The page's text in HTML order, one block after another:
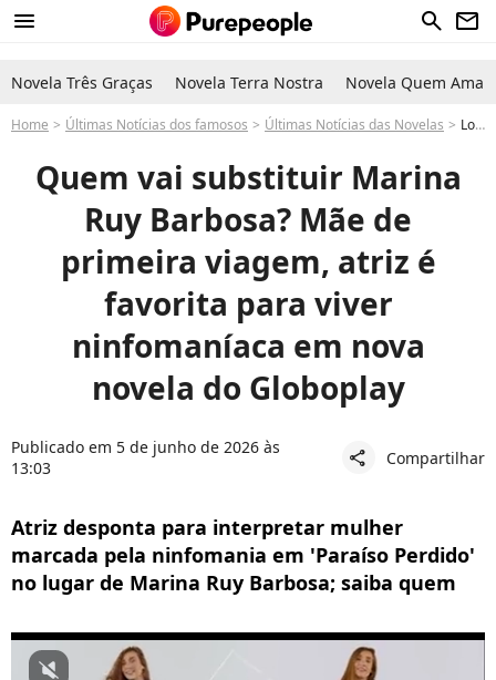
menu search newsletter
Novela Três Graças Novela Terra Nostra Novela Quem Ama
Home Últimas Notícias dos famosos Últimas Notícias das Novelas Longe de novela da Globo, Marina Ruy Barbosa deve ser substituída por Camila Queiroz para viver mulher com vício no sexo em trama para o Globoplay
Quem vai substituir Marina
Ruy Barbosa? Mãe de
primeira viagem, atriz é
favorita para viver
ninfomaníaca em nova
novela do Globoplay
Publicado em 5 de junho de 2026 às
13:03
share Compartilhar
Atriz desponta para interpretar mulher
marcada pela ninfomania em 'Paraíso Perdido'
no lugar de Marina Ruy Barbosa; saiba quem